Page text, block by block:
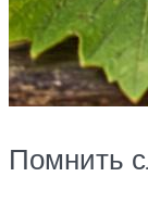
Помнить